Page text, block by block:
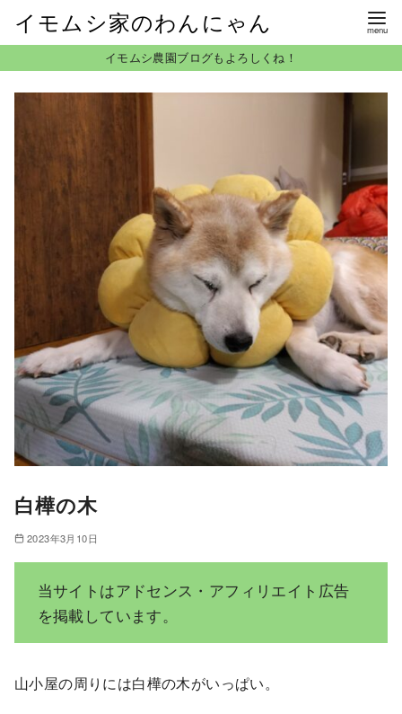
イモムシ家のわんにゃん
イモムシ農園ブログもよろしくね！
白樺の木
2023年3月10日
当サイトはアドセンス・アフィリエイト広告
を掲載しています。
山小屋の周りには白樺の木がいっぱい。